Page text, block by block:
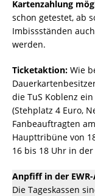
Kartenzahlung
schon getestet, ab
Imbissständen
werden.
Ticketaktion: Wie
die TuS Koblenz
(Stehplatz 4 Euro,
Fanbeauftragten
Haupttribüne von
16 bis 18 Uhr in
Anpfiff in der
Die Tageskassen